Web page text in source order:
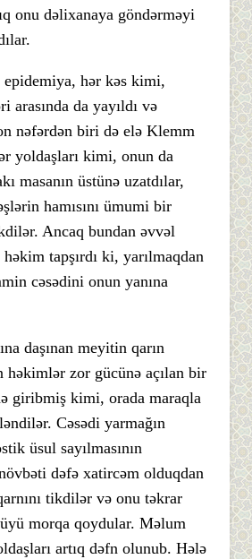
onu dəlixanaya göndərməyi
epidemiya, hər kəs kimi,
arasında da yayıldı və
nəfərdən biri də elə Klemm
yoldaşları kimi, onun da
masanın üstünə uzatdılar,
hamısını ümumi bir
Ancaq bundan əvvəl
tapşırdı ki, yarılmaqdan
cəsədini onun yanına
daşınan meyitin qarın
həkimlər zor gücünə açılan bir
giribmiş kimi, orada maraqla
Cəsədi yarmağın
üsul sayılmasının
dəfə xatircəm olduqdan
tikdilər və onu təkrar
morqa qoydular. Məlum
artıq dəfn olunub. Hələ